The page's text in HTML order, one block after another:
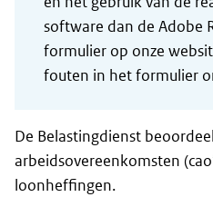
software dan de Adobe
formulier op onze
fouten in het formulier
De Belastingdienst
arbeidsovereenkomsten
loonheffingen.